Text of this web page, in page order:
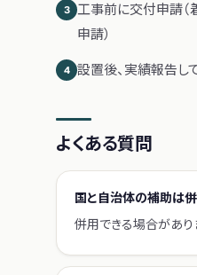
3
工事前に交付申請（
申請）
4 設置後、実績報告し
よくある質問
国と自治体の補助は
併用できる場合があり